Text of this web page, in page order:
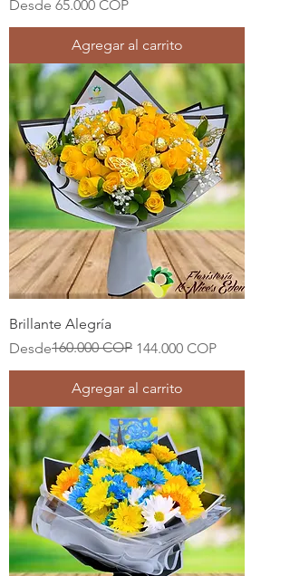
Desde 65.000 COP
Precio de oferta
Agregar al carrito
Brillante Alegría
Desde
Precio160.000 COP 144.000 COP
Precio de oferta
Agregar al carrito